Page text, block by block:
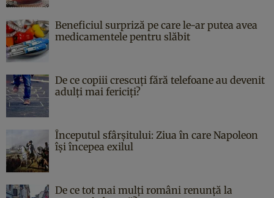
Beneficiul surpriză pe care le-ar putea avea
medicamentele pentru slăbit
De ce copiii crescuți fără telefoane au devenit
adulți mai fericiți?
Începutul sfârşitului: Ziua în care Napoleon
îşi începea exilul
De ce tot mai mulți români renunță la